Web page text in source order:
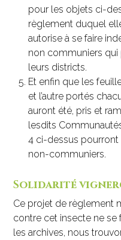
pour les objets ci-
règlement duquel
autorise à se faire
non communiers
leurs districts.
Et enfin que les
et l’autre portés
auront été, pris et
lesdits
4 ci-dessus pourront
non-communiers.
Solidarité
Ce projet de règlement
contre cet insecte ne se
les archives, nous